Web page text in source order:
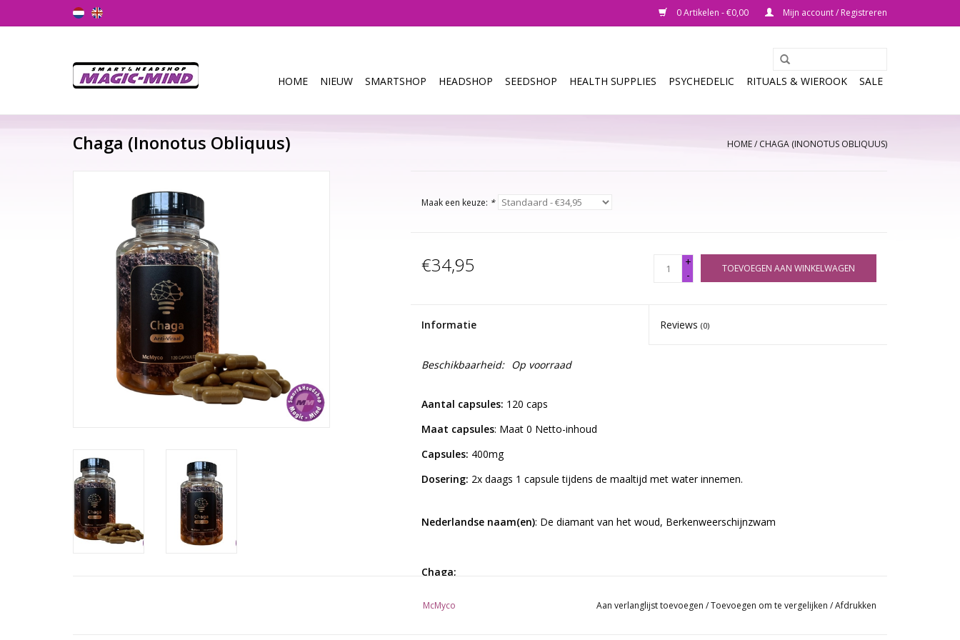
0 Artikelen - €0,00 Mijn account / Registreren
HOME NIEUW SMARTSHOP HEADSHOP SEEDSHOP HEALTH SUPPLIES PSYCHEDELIC RITUALS & WIEROOK SALE
Chaga (Inonotus Obliquus) HOME/CHAGA (INONOTUS OBLIQUUS)
Maak een keuze: *
€34,95
+
-
TOEVOEGEN AAN WINKELWAGEN
Informatie Reviews(0)
Beschikbaarheid: Op voorraad
Aantal capsules: 120 caps
Maat capsules: Maat 0 Netto-inhoud
Capsules: 400mg
Dosering: 2x daags 1 capsule tijdens de maaltijd met water innemen.
Nederlandse naam(en): De diamant van het woud, Berkenweerschijnzwam
Chaga;
virussen, is een zeer sterke anti-oxidant en er is veel onderzoek gedaan naar de werking van
McMyco Aan verlanglijst toevoegen /Toevoegen om te vergelijken /Afdrukken